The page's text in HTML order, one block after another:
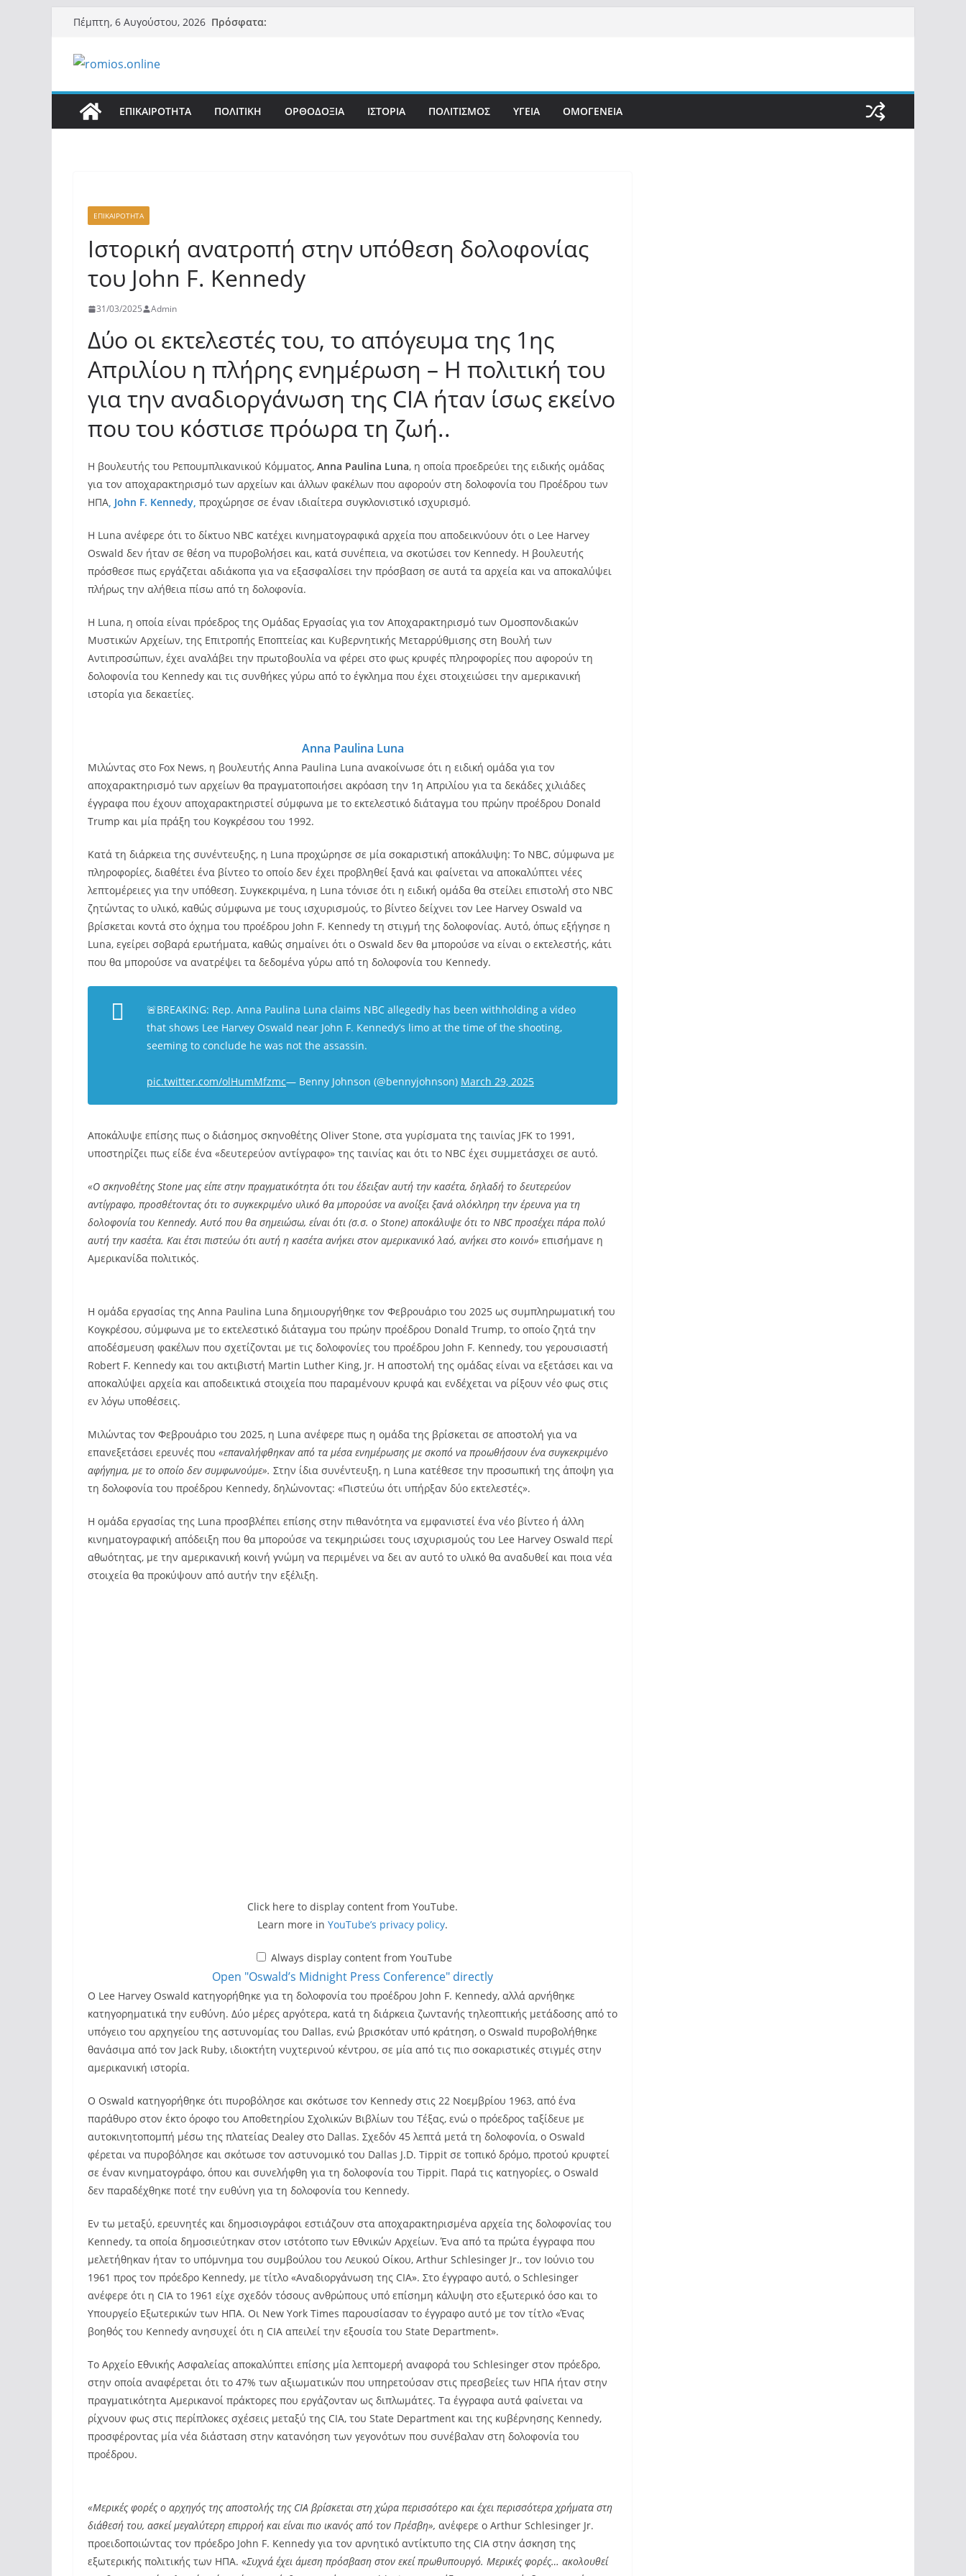
Μετάβαση
περιεχόμενο
Πέμπτη, 6 Αυγούστου, 2026 Πρόσφατα:
ΕΠΙΚΑΙΡΟΤΗΤΑ ΠΟΛΙΤΙΚΗ ΟΡΘΟΔΟΞΙΑ ΙΣΤΟΡΙΑ ΠΟΛΙΤΙΣΜΟΣ ΥΓΕΙΑ ΟΜΟΓΕΝΕΙΑ
ΕΠΙΚΑΙΡΟΤΗΤΑ
Ιστορική ανατροπή στην υπόθεση δολοφονίας
του John F. Kennedy
31/03/2025 Admin
Δύο οι εκτελεστές του, το απόγευμα της 1ης
Απριλίου η πλήρης ενημέρωση – Η πολιτική του
για την αναδιοργάνωση της CIA ήταν ίσως εκείνο
που του κόστισε πρόωρα τη ζωή..
Η βουλευτής του Ρεπουμπλικανικού Κόμματος, Anna Paulina Luna, η οποία προεδρεύει της ειδικής ομάδας
για τον αποχαρακτηρισμό των αρχείων και άλλων φακέλων που αφορούν στη δολοφονία του Προέδρου των
ΗΠΑ, John F. Kennedy, προχώρησε σε έναν ιδιαίτερα συγκλονιστικό ισχυρισμό.
Η Luna ανέφερε ότι το δίκτυο NBC κατέχει κινηματογραφικά αρχεία που αποδεικνύουν ότι ο Lee Harvey
Oswald δεν ήταν σε θέση να πυροβολήσει και, κατά συνέπεια, να σκοτώσει τον Kennedy. Η βουλευτής
πρόσθεσε πως εργάζεται αδιάκοπα για να εξασφαλίσει την πρόσβαση σε αυτά τα αρχεία και να αποκαλύψει
πλήρως την αλήθεια πίσω από τη δολοφονία.
Η Luna, η οποία είναι πρόεδρος της Ομάδας Εργασίας για τον Αποχαρακτηρισμό των Ομοσπονδιακών
Μυστικών Αρχείων, της Επιτροπής Εποπτείας και Κυβερνητικής Μεταρρύθμισης στη Βουλή των
Αντιπροσώπων, έχει αναλάβει την πρωτοβουλία να φέρει στο φως κρυφές πληροφορίες που αφορούν τη
δολοφονία του Kennedy και τις συνθήκες γύρω από το έγκλημα που έχει στοιχειώσει την αμερικανική
ιστορία για δεκαετίες.
Anna Paulina Luna
Μιλώντας στο Fox News, η βουλευτής Anna Paulina Luna ανακοίνωσε ότι η ειδική ομάδα για τον
αποχαρακτηρισμό των αρχείων θα πραγματοποιήσει ακρόαση την 1η Απριλίου για τα δεκάδες χιλιάδες
έγγραφα που έχουν αποχαρακτηριστεί σύμφωνα με το εκτελεστικό διάταγμα του πρώην προέδρου Donald
Trump και μία πράξη του Κογκρέσου του 1992.
Κατά τη διάρκεια της συνέντευξης, η Luna προχώρησε σε μία σοκαριστική αποκάλυψη: Το NBC, σύμφωνα με
πληροφορίες, διαθέτει ένα βίντεο το οποίο δεν έχει προβληθεί ξανά και φαίνεται να αποκαλύπτει νέες
λεπτομέρειες για την υπόθεση. Συγκεκριμένα, η Luna τόνισε ότι η ειδική ομάδα θα στείλει επιστολή στο NBC
ζητώντας το υλικό, καθώς σύμφωνα με τους ισχυρισμούς, το βίντεο δείχνει τον Lee Harvey Oswald να
βρίσκεται κοντά στο όχημα του προέδρου John F. Kennedy τη στιγμή της δολοφονίας. Αυτό, όπως εξήγησε η
Luna, εγείρει σοβαρά ερωτήματα, καθώς σημαίνει ότι ο Oswald δεν θα μπορούσε να είναι ο εκτελεστής, κάτι
που θα μπορούσε να ανατρέψει τα δεδομένα γύρω από τη δολοφονία του Kennedy.
🚨BREAKING: Rep. Anna Paulina Luna claims NBC allegedly has been withholding a video
that shows Lee Harvey Oswald near John F. Kennedy’s limo at the time of the shooting,
seeming to conclude he was not the assassin.
pic.twitter.com/olHumMfzmc— Benny Johnson (@bennyjohnson) March 29, 2025
Αποκάλυψε επίσης πως ο διάσημος σκηνοθέτης Oliver Stone, στα γυρίσματα της ταινίας JFK το 1991,
υποστηρίζει πως είδε ένα «δευτερεύον αντίγραφο» της ταινίας και ότι το NBC έχει συμμετάσχει σε αυτό.
«Ο σκηνοθέτης Stone μας είπε στην πραγματικότητα ότι του έδειξαν αυτή την κασέτα, δηλαδή το δευτερεύον
αντίγραφο, προσθέτοντας ότι το συγκεκριμένο υλικό θα μπορούσε να ανοίξει ξανά ολόκληρη την έρευνα για τη
δολοφονία του Kennedy. Αυτό που θα σημειώσω, είναι ότι (σ.σ. o Stone) αποκάλυψε ότι το NBC προσέχει πάρα πολύ
αυτή την κασέτα. Και έτσι πιστεύω ότι αυτή η κασέτα ανήκει στον αμερικανικό λαό, ανήκει στο κοινό» επισήμανε η
Αμερικανίδα πολιτικός.
Η ομάδα εργασίας της Anna Paulina Luna δημιουργήθηκε τον Φεβρουάριο του 2025 ως συμπληρωματική του
Κογκρέσου, σύμφωνα με το εκτελεστικό διάταγμα του πρώην προέδρου Donald Trump, το οποίο ζητά την
αποδέσμευση φακέλων που σχετίζονται με τις δολοφονίες του προέδρου John F. Kennedy, του γερουσιαστή
Robert F. Kennedy και του ακτιβιστή Martin Luther King, Jr. Η αποστολή της ομάδας είναι να εξετάσει και να
αποκαλύψει αρχεία και αποδεικτικά στοιχεία που παραμένουν κρυφά και ενδέχεται να ρίξουν νέο φως στις
εν λόγω υποθέσεις.
Μιλώντας τον Φεβρουάριο του 2025, η Luna ανέφερε πως η ομάδα της βρίσκεται σε αποστολή για να
επανεξετάσει ερευνές που «επαναλήφθηκαν από τα μέσα ενημέρωσης με σκοπό να προωθήσουν ένα συγκεκριμένο
αφήγημα, με το οποίο δεν συμφωνούμε». Στην ίδια συνέντευξη, η Luna κατέθεσε την προσωπική της άποψη για
τη δολοφονία του προέδρου Kennedy, δηλώνοντας: «Πιστεύω ότι υπήρξαν δύο εκτελεστές».
Η ομάδα εργασίας της Luna προσβλέπει επίσης στην πιθανότητα να εμφανιστεί ένα νέο βίντεο ή άλλη
κινηματογραφική απόδειξη που θα μπορούσε να τεκμηριώσει τους ισχυρισμούς του Lee Harvey Oswald περί
αθωότητας, με την αμερικανική κοινή γνώμη να περιμένει να δει αν αυτό το υλικό θα αναδυθεί και ποια νέα
στοιχεία θα προκύψουν από αυτήν την εξέλιξη.
Display
"Oswald's
Press
Conference"
from
YouTube
Click here to display content from YouTube.
Learn more in YouTube’s privacy policy.
Always display content from YouTube
Open "Oswald’s Midnight Press Conference" directly
Ο Lee Harvey Oswald κατηγορήθηκε για τη δολοφονία του προέδρου John F. Kennedy, αλλά αρνήθηκε
κατηγορηματικά την ευθύνη. Δύο μέρες αργότερα, κατά τη διάρκεια ζωντανής τηλεοπτικής μετάδοσης από το
υπόγειο του αρχηγείου της αστυνομίας του Dallas, ενώ βρισκόταν υπό κράτηση, ο Oswald πυροβολήθηκε
θανάσιμα από τον Jack Ruby, ιδιοκτήτη νυχτερινού κέντρου, σε μία από τις πιο σοκαριστικές στιγμές στην
αμερικανική ιστορία.
Ο Oswald κατηγορήθηκε ότι πυροβόλησε και σκότωσε τον Kennedy στις 22 Νοεμβρίου 1963, από ένα
παράθυρο στον έκτο όροφο του Αποθετηρίου Σχολικών Βιβλίων του Τέξας, ενώ ο πρόεδρος ταξίδευε με
αυτοκινητοπομπή μέσω της πλατείας Dealey στο Dallas. Σχεδόν 45 λεπτά μετά τη δολοφονία, ο Oswald
φέρεται να πυροβόλησε και σκότωσε τον αστυνομικό του Dallas J.D. Tippit σε τοπικό δρόμο, προτού κρυφτεί
σε έναν κινηματογράφο, όπου και συνελήφθη για τη δολοφονία του Tippit. Παρά τις κατηγορίες, ο Oswald
δεν παραδέχθηκε ποτέ την ευθύνη για τη δολοφονία του Kennedy.
Εν τω μεταξύ, ερευνητές και δημοσιογράφοι εστιάζουν στα αποχαρακτηρισμένα αρχεία της δολοφονίας του
Kennedy, τα οποία δημοσιεύτηκαν στον ιστότοπο των Εθνικών Αρχείων. Ένα από τα πρώτα έγγραφα που
μελετήθηκαν ήταν το υπόμνημα του συμβούλου του Λευκού Οίκου, Arthur Schlesinger Jr., τον Ιούνιο του
1961 προς τον πρόεδρο Kennedy, με τίτλο «Αναδιοργάνωση της CIA». Στο έγγραφο αυτό, ο Schlesinger
ανέφερε ότι η CIA το 1961 είχε σχεδόν τόσους ανθρώπους υπό επίσημη κάλυψη στο εξωτερικό όσο και το
Υπουργείο Εξωτερικών των ΗΠΑ. Οι New York Times παρουσίασαν το έγγραφο αυτό με τον τίτλο «Ένας
βοηθός του Kennedy ανησυχεί ότι η CIA απειλεί την εξουσία του State Department».
Το Αρχείο Εθνικής Ασφαλείας αποκαλύπτει επίσης μία λεπτομερή αναφορά του Schlesinger στον πρόεδρο,
στην οποία αναφέρεται ότι το 47% των αξιωματικών που υπηρετούσαν στις πρεσβείες των ΗΠΑ ήταν στην
πραγματικότητα Αμερικανοί πράκτορες που εργάζονταν ως διπλωμάτες. Τα έγγραφα αυτά φαίνεται να
ρίχνουν φως στις περίπλοκες σχέσεις μεταξύ της CIA, του State Department και της κυβέρνησης Kennedy,
προσφέροντας μία νέα διάσταση στην κατανόηση των γεγονότων που συνέβαλαν στη δολοφονία του
προέδρου.
«Μερικές φορές ο αρχηγός της αποστολής της CIA βρίσκεται στη χώρα περισσότερο και έχει περισσότερα χρήματα στη
διάθεσή του, ασκεί μεγαλύτερη επιρροή και είναι πιο ικανός από τον Πρέσβη», ανέφερε ο Arthur Schlesinger Jr.
προειδοποιώντας τον πρόεδρο John F. Kennedy για τον αρνητικό αντίκτυπο της CIA στην άσκηση της
εξωτερικής πολιτικής των ΗΠΑ. «Συχνά έχει άμεση πρόσβαση στον εκεί πρωθυπουργό. Μερικές φορές… ακολουθεί